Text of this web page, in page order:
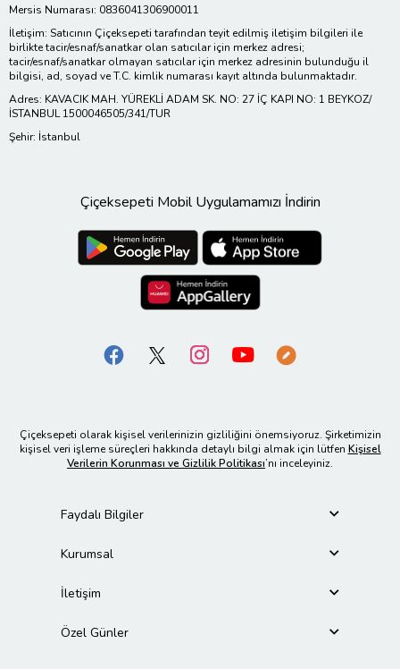
Mersis Numarası: 0836041306900011
İletişim: Satıcının Çiçeksepeti tarafından teyit edilmiş iletişim bilgileri ile
birlikte tacir/esnaf/sanatkar olan satıcılar için merkez adresi;
tacir/esnaf/sanatkar olmayan satıcılar için merkez adresinin bulunduğu il
bilgisi, ad, soyad ve T.C. kimlik numarası kayıt altında bulunmaktadır.
Adres: KAVACIK MAH. YÜREKLİ ADAM SK. NO: 27 İÇ KAPI NO: 1 BEYKOZ/
İSTANBUL 1500046505/341/TUR
Şehir: İstanbul
Çiçeksepeti Mobil Uygulamamızı İndirin
Çiçeksepeti olarak kişisel verilerinizin gizliliğini önemsiyoruz. Şirketimizin
kişisel veri işleme süreçleri hakkında detaylı bilgi almak için lütfen Kişisel
Verilerin Korunması ve Gizlilik Politikası’nı inceleyiniz.
Faydalı Bilgiler
Kurumsal
İletişim
Özel Günler